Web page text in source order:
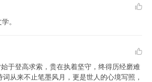
。
于登高求索， 贵在执着坚守， 终得历经磨难
词从来不止笔墨风月 ， 更是世人的心境写照 ，